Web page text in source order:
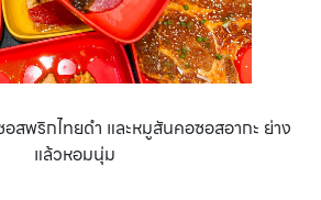
สพริกไทยดำ และหมูสันคอซอสอากะ ย่าง
แล้วหอมนุ่ม